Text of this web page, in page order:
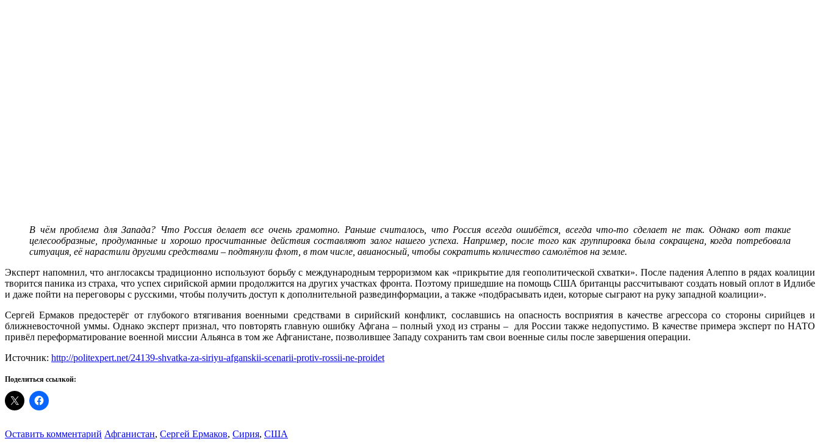
В чём проблема для Запада? Что Россия делает все очень грамотно. Раньше считалось, что Россия всегда ошибётся, всегда что-то сделает не так. Однако вот такие
целесообразные, продуманные и хорошо просчитанные действия составляют залог нашего успеха. Например, после того как группировка была сокращена, когда потребовала
ситуация, её нарастили другими средствами – подтянули флот, в том числе, авианосный, чтобы сократить количество самолётов на земле.
Эксперт напомнил, что англосаксы традиционно используют борьбу с международным терроризмом как «прикрытие для геополитической схватки». После падения Алеппо в рядах коалиции
творится паника из страха, что успех сирийской армии продолжится на других участках фронта. Поэтому пришедшие на помощь США британцы рассчитывают создать новый оплот в Идлибе
и даже пойти на переговоры с русскими, чтобы получить доступ к дополнительной развединформации, а также «подбрасывать идеи, которые сыграют на руку западной коалиции».
Сергей Ермаков предостерёг от глубокого втягивания военными средствами в сирийский конфликт, сославшись на опасность восприятия в качестве агрессора со стороны сирийцев и
ближневосточной уммы. Однако эксперт признал, что повторять главную ошибку Афгана – полный уход из страны – для России также недопустимо. В качестве примера эксперт по НАТО
привёл переформатирование военной миссии Альянса в том же Афганистане, позволившее Западу сохранить там свои военные силы после завершения операции.
Источник: http://politexpert.net/24139-shvatka-za-siriyu-afganskii-scenarii-protiv-rossii-ne-proidet
Поделиться ссылкой:
Оставить комментарий Афганистан, Сергей Ермаков, Сирия, США